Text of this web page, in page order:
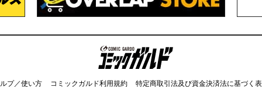
コミックガルド
プ／使い方 コミックガルド利用規約 特定商取引法及び資金決済法に基づく